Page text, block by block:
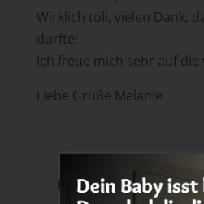
Wirklich toll, vielen Dank,
durfte!
Ich freue mich sehr auf
Liebe Grüße Melanie
breifreibaby am 23.